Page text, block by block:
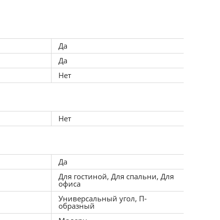
65 см. Максимальная
его в кровать. Этот
вещей. Благодаря своим
и стиль.
Да
Да
Нет
Нет
Да
Для гостиной, Для спальни, Для
офиса
Универсальный угол, П-
образный